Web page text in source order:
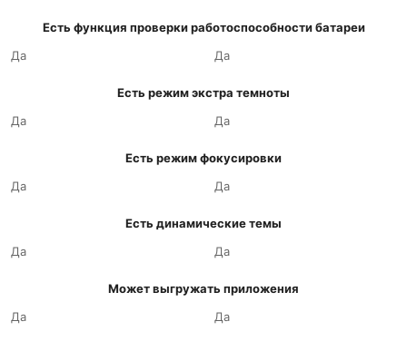
Есть функция проверки работоспособности батареи
Да
Да
Есть режим экстра темноты
Да
Да
Есть режим фокусировки
Да
Да
Есть динамические темы
Да
Да
Может выгружать приложения
Да
Да